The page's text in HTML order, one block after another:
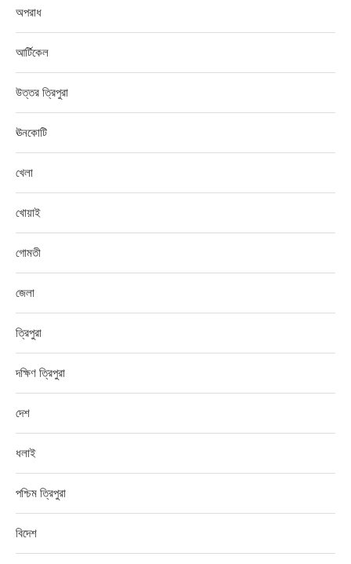
অপরাধ
আর্টিকেল
উত্তর ত্রিপুরা
ঊনকোটি
খেলা
খোয়াই
গোমতী
জেলা
ত্রিপুরা
দক্ষিণ ত্রিপুরা
দেশ
ধলাই
পশ্চিম ত্রিপুরা
বিদেশ